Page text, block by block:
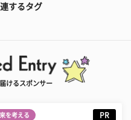
するタグ
けるスポンサー
を考える PR